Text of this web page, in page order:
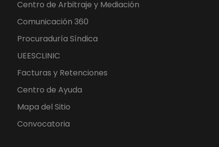
Centro de Arbitraje y Mediación
Comunicación 360
Procuraduría Síndica
UEESCLINIC
Facturas y Retenciones
Centro de Ayuda
Mapa del Sitio
Convocatoria